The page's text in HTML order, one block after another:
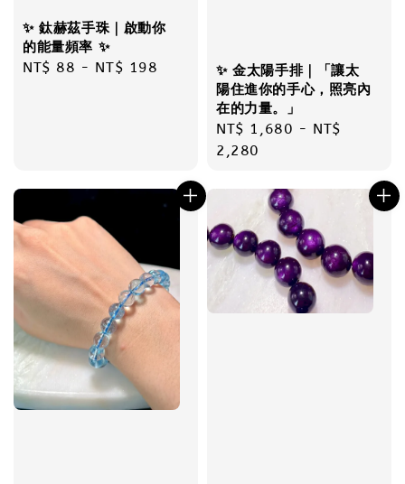
✨ 鈦赫茲手珠｜啟動你
的能量頻率 ✨
Regular
NT$ 88 - NT$ 198
✨ 金太陽手排｜「讓太
陽住進你的手心，照亮內
在的力量。」
Regular
price
NT$ 1,680 - NT$
2,280